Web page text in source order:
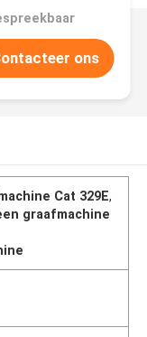
ons
Cat 329E,
graafmachine